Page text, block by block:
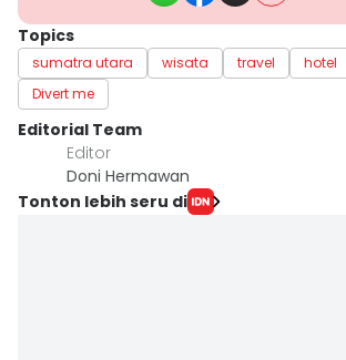
Topics
sumatra utara wisata travel hotel
Divert me
Editorial Team
Editor
Doni Hermawan
Tonton lebih seru di